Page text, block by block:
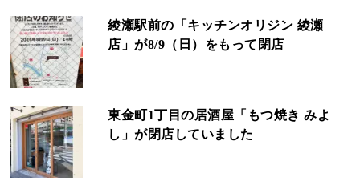
綾瀬駅前の「キッチンオリジン 綾瀬
店」が8/9（日）をもって閉店
東金町1丁目の居酒屋「もつ焼き みよ
し」が閉店していました